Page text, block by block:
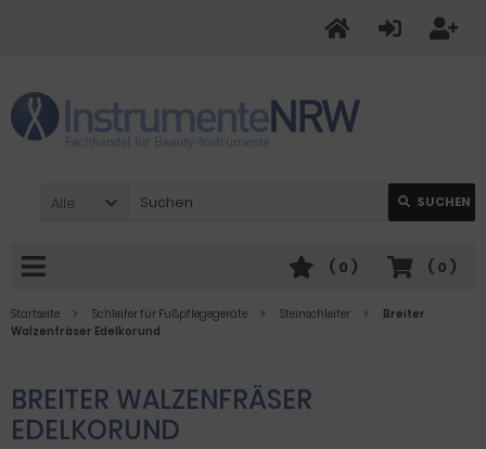
Alle SUCHEN
( 0 )
( 0 )
Startseite Schleifer für Fußpflegegeräte Steinschleifer
Breiter
Walzenfräser Edelkorund
BREITER WALZENFRÄSER
EDELKORUND